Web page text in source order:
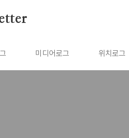
미디어로그 위치로그